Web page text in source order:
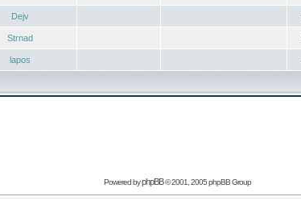
Dejv
Strnad
lapos
Powered byphpBB© 2001, 2005 phpBB Group